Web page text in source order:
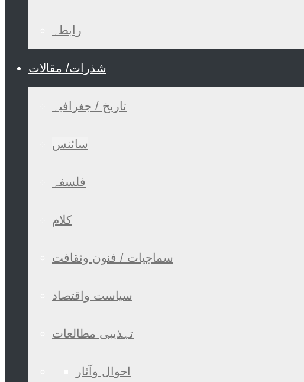
رابطہ
شذرات/ مقالات
تاریخ / جغرافیہ
سائنس
فلسفہ
کلام
سماجیات / فنون وثقافت
سیاست واقتصاد
تہذیبی مطالعات
احوال وآثار